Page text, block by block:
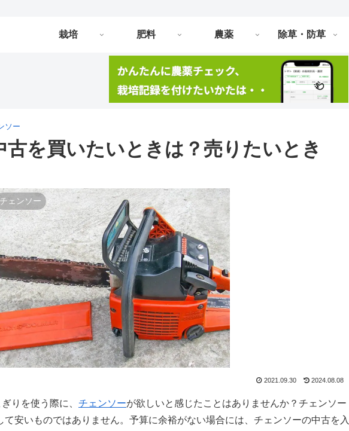
栽培 肥料 農薬 除草・防草
ソー
古を買いたいときは？売りたいとき
チェンソー
2021.09.30 2024.08.08
りを使う際に、 チェンソーが欲しいと感じたことはありませんか？チェンソー
て安いものではありません。予算に余裕がない場合には、チェンソーの中古を入